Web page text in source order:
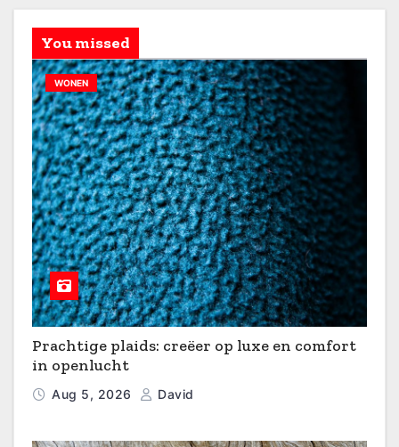
You missed
WONEN
Prachtige plaids: creëer op luxe en comfort
in openlucht
Aug 5, 2026 David